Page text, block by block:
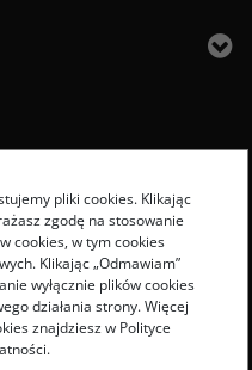
pliki cookies. Klikając
zgodę na stosowanie
cookies, w tym cookies
Klikając „Odmawiam”
wyłącznie plików cookies
działania strony. Więcej
znajdziesz w Polityce